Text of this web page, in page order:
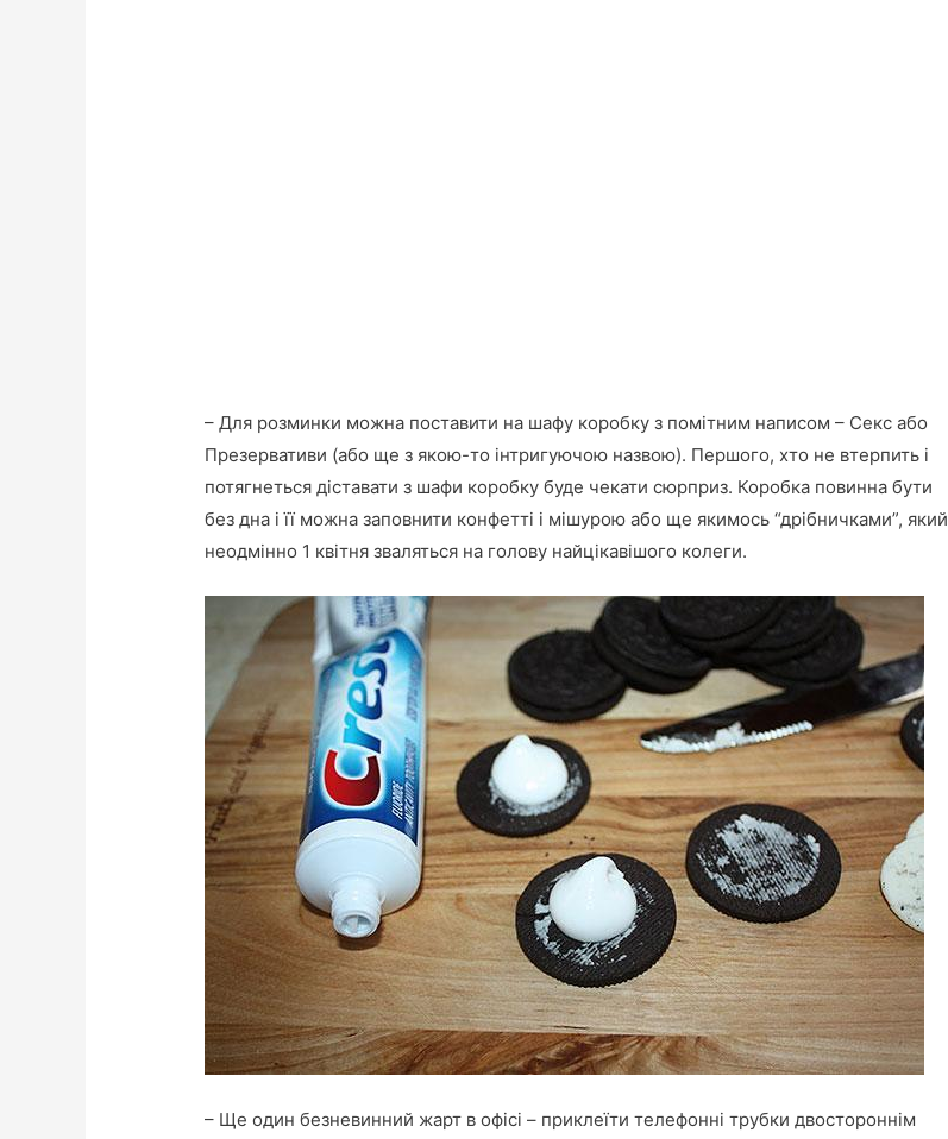
– Для розминки можна поставити на шафу коробку з помітним написом – Секс або
Презервативи (або ще з якою-то інтригуючою назвою). Першого, хто не втерпить і
потягнеться діставати з шафи коробку буде чекати сюрприз. Коробка повинна бути
без дна і її можна заповнити конфетті і мішурою або ще якимось “дрібничками”, який
неодмінно 1 квітня зваляться на голову найцікавішого колеги.
– Ще один безневинний жарт в офісі – приклеїти телефонні трубки двостороннім